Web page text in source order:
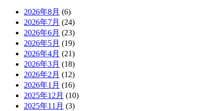
2026年8月 (6)
2026年7月 (24)
2026年6月 (23)
2026年5月 (19)
2026年4月 (21)
2026年3月 (18)
2026年2月 (12)
2026年1月 (16)
2025年12月 (10)
2025年11月 (3)